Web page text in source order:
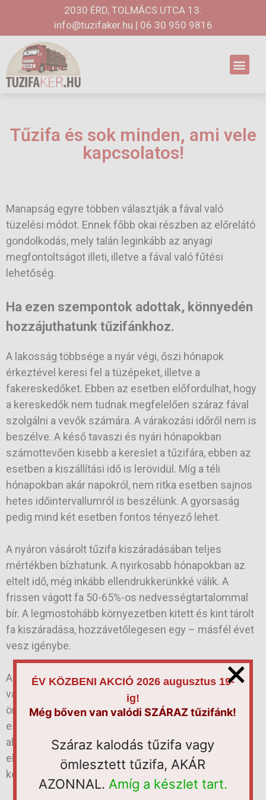
2030 ÉRD, TOLMÁCS UTCA 13.
info@tuzifaker.hu | 06 30 950 9816
Tűzifa és sok minden, ami vele
kapcsolatos!
Manapság egyre többen választják a fával való
tüzelési módot. Ennek főbb okai részben az előrelátó
gondolkodás, mely talán leginkább az anyagi
megfontoltságot illeti, illetve a fával való fűtési
lehetőség.
Ha ezen szempontok adottak, könnyedén
hozzájuthatunk tűzifánkhoz.
A lakosság többsége a nyár végi, őszi hónapok
érkeztével keresi fel a tüzépeket, illetve a
fakereskedőket. Ebben az esetben előfordulhat, hogy
a kereskedők nem tudnak megfelelően száraz fával
szolgálni a vevők számára. A várakozási időről nem is
beszélve. A késő tavaszi és nyári hónapokban
számottevően kisebb a kereslet a tűzifára, ebben az
esetben a kiszállítási idő is lerövidül. Míg a téli
hónapokban akár napokról, nem ritka esetben sajnos
hetes időintervallumról is beszélünk. A gyorsaság
pedig mind két esetben fontos tényező lehet.
A nyáron vásárolt tűzifa kiszáradásában teljes
mértékben bízhatunk. A nyirkosabb hónapokban az
eltelt idő, még inkább ellendrukkerünkké válik. A
frissen vágott fa 50-65%-os nedvességtartalommal
bír. A legmostohább környezetben kitett és kint tárolt
fa kiszáradása, hozzávetőlegesen egy – másfél évet
vesz igénybe.
A kereskedőknél megvételre kerülő tűzifát
választhatjuk rönk, fakalodás, hálós kalodás, illetve
ömlesztett formában is. Az ömlesztett tűzifa
esetében, az erdészetek által minden egyes rönk
alján feljegyzésre kerül, annak súlya. Így könnyedén
ellenőrizheti akár a vásárló is, az esetleges
kellemetlenségek elkerülése érdekében az.
ÉV KÖZBENI AKCIÓ 2026 augusztus 19-
ig!
Még bőven van valódi SZÁRAZ tűzifánk!
Száraz kalodás tűzifa vagy
ömlesztett tűzifa, AKÁR
AZONNAL. Amíg a készlet tart.
×